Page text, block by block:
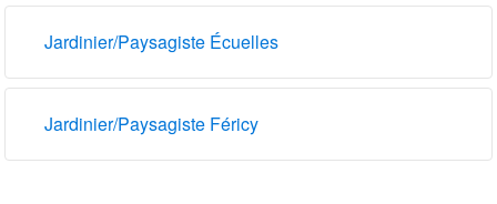
Jardinier/Paysagiste Écuelles
Jardinier/Paysagiste Féricy